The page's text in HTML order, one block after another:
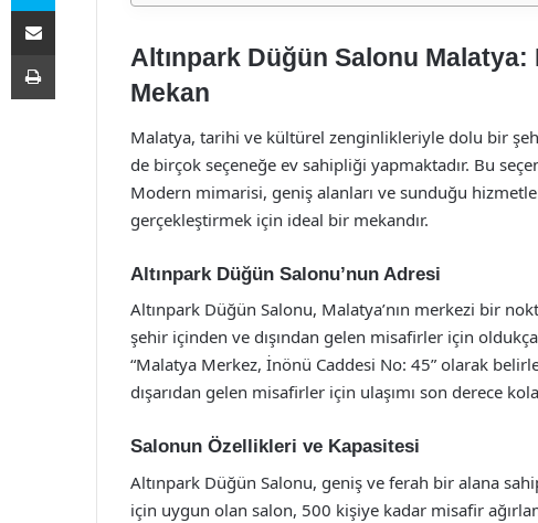
Altınpark Düğün Salonu
Mekan
Malatya, tarihi ve kültürel zenginlikleriyle dolu bir
de birçok seçeneğe ev sahipliği yapmaktadır. Bu
Modern mimarisi, geniş alanları ve sunduğu
gerçekleştirmek için ideal bir mekandır.
Altınpark Düğün Salonu’nun Adresi
Altınpark Düğün Salonu, Malatya’nın merkezi bir
şehir içinden ve dışından gelen misafirler için
“Malatya Merkez, İnönü Caddesi No: 45” olarak
dışarıdan gelen misafirler için ulaşımı son derece
Salonun Özellikleri ve Kapasitesi
Altınpark Düğün Salonu, geniş ve ferah bir alana
için uygun olan salon, 500 kişiye kadar misafir
E-Posta ile paylaş